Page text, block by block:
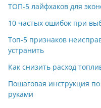
ТОП-5 лайфхаков для
10 частых ошибок при
Топ-5 признаков
устранить
Как снизить расход
Пошаговая инструкция
руками